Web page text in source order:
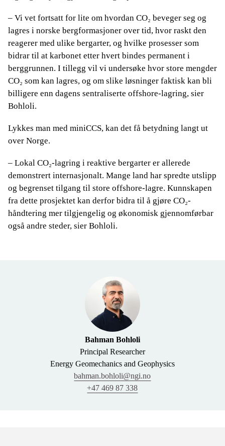
– Vi vet fortsatt for lite om hvordan CO₂ beveger seg og
lagres i norske bergformasjoner over tid, hvor raskt den
reagerer med ulike bergarter, og hvilke prosesser som
bidrar til at karbonet etter hvert bindes permanent i
berggrunnen. I tillegg vil vi undersøke hvor store mengder
CO₂ som kan lagres, og om slike løsninger faktisk kan bli
billigere enn dagens sentraliserte offshore-lagring, sier
Bohloli.
Lykkes man med miniCCS, kan det få betydning langt ut
over Norge.
– Lokal CO₂-lagring i reaktive bergarter er allerede
demonstrert internasjonalt. Mange land har spredte utslipp
og begrenset tilgang til store offshore-lagre. Kunnskapen
fra dette prosjektet kan derfor bidra til å gjøre CO₂-
håndtering mer tilgjengelig og økonomisk gjennomførbar
også andre steder, sier Bohloli.
Bahman Bohloli
Principal Researcher
Energy Geomechanics and Geophysics
bahman.bohloli@ngi.no
+47 469 87 338